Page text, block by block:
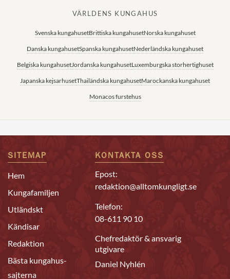
VÄRLDENS KUNGAHUS
Svenska kungahusetBrittiska kungahusetNorska kungahuset
Danska kungahusetSpanska kungahusetNederländska kungahuset
Belgiska kungahusetJordanska kungahusetLuxemburgska storhertighuset
Japanska kejsarhusetThailändska kungahusetMarockanska kungahuset
Monacos furstehus
SITEMAP
Hem
Kungafamiljen
Utländskt
Kändisar
Redaktion
Bästa kungahus-
sajterna
KONTAKTA OSS
Epost:
redaktion@alltomkungligt.se
Telefon:
08-611 90 10
Chefredaktör & ansvarig
utgivare
Daniel Nyhlén